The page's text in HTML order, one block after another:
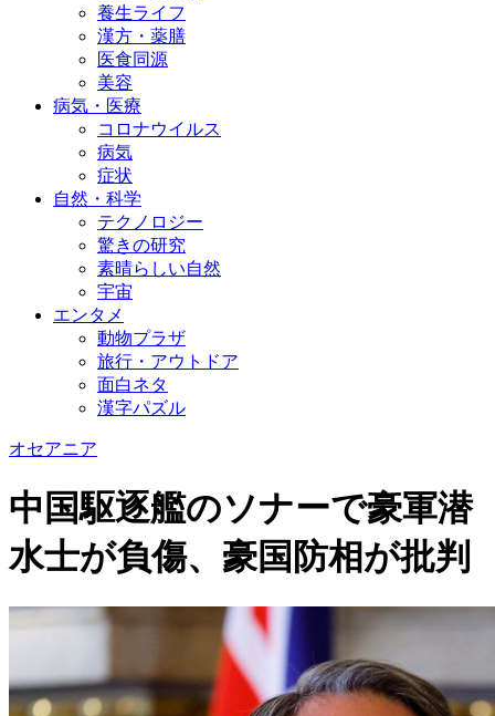
養生ライフ
漢方・薬膳
医食同源
美容
病気・医療
コロナウイルス
病気
症状
自然・科学
テクノロジー
驚きの研究
素晴らしい自然
宇宙
エンタメ
動物プラザ
旅行・アウトドア
面白ネタ
漢字パズル
オセアニア
中国駆逐艦のソナーで豪軍潜
水士が負傷、豪国防相が批判